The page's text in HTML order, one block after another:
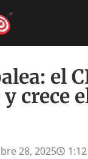
el
crece
28, 2025